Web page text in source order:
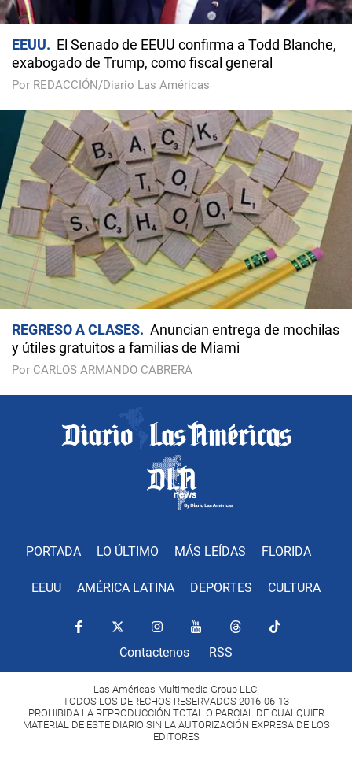
EEUU
El Senado de EEUU confirma a Todd Blanche,
exabogado de Trump, como fiscal general
Por REDACCIÓN/Diario Las Américas
REGRESO A CLASES
Anuncian entrega de mochilas
y útiles gratuitos a familias de Miami
Por CARLOS ARMANDO CABRERA
PORTADA LO ÚLTIMO MÁS LEÍDAS FLORIDA
EEUU AMÉRICA LATINA DEPORTES CULTURA
Contactenos RSS
Las Américas Multimedia Group LLC.
TODOS LOS DERECHOS RESERVADOS 2016-06-13
PROHIBIDA LA REPRODUCCIÓN TOTAL O PARCIAL DE CUALQUIER
MATERIAL DE ESTE DIARIO SIN LA AUTORIZACIÓN EXPRESA DE LOS
EDITORES